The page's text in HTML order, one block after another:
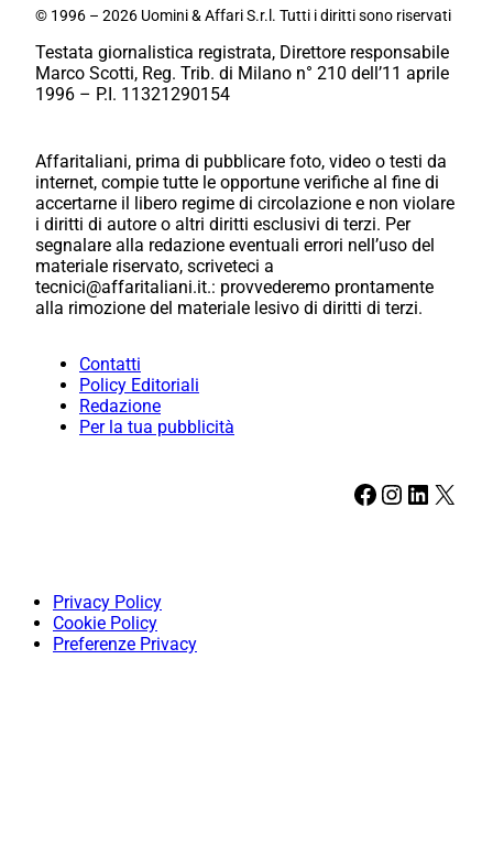
© 1996 – 2026 Uomini & Affari S.r.l. Tutti i diritti sono riservati
Testata giornalistica registrata, Direttore responsabile
Marco Scotti, Reg. Trib. di Milano n° 210 dell’11 aprile
1996 – P.I. 11321290154
Affaritaliani, prima di pubblicare foto, video o testi da
internet, compie tutte le opportune verifiche al fine di
accertarne il libero regime di circolazione e non violare
i diritti di autore o altri diritti esclusivi di terzi. Per
segnalare alla redazione eventuali errori nell’uso del
materiale riservato, scriveteci a
tecnici@affaritaliani.it.: provvederemo prontamente
alla rimozione del materiale lesivo di diritti di terzi.
Contatti
Policy Editoriali
Redazione
Per la tua pubblicità
Facebook Instagram LinkedIn X
Privacy Policy
Cookie Policy
Preferenze Privacy